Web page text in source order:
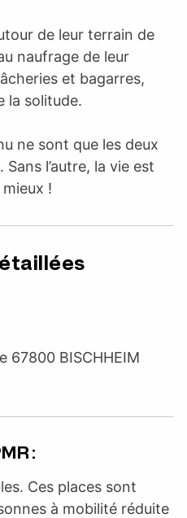
de leur terrain de
naufrage de leur
et bagarres,
la solitude.
ne sont que les deux
Sans l’autre, la vie est
!
67800 BISCHHEIM
:
Ces places sont
à mobilité réduite